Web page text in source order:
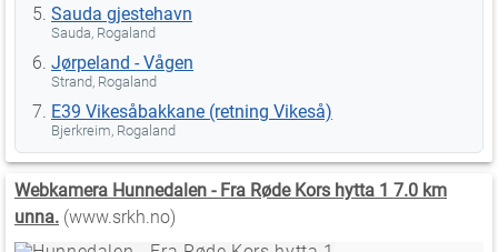
Sauda gjestehavn
Sauda, Rogaland
Jørpeland - Vågen
Strand, Rogaland
E39 Vikesåbakkane (retning Vikeså)
Bjerkreim, Rogaland
Webkamera Hunnedalen - Fra Røde Kors hytta 1 7.0 km
unna. (www.srkh.no)